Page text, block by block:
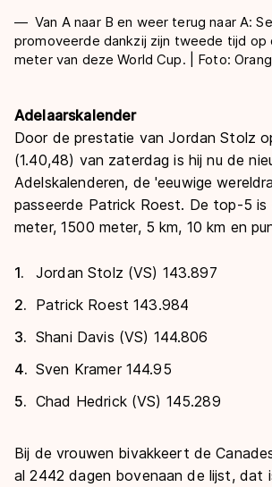
Van A naar B en weer terug naar A:
promoveerde dankzij zijn tweede tijd
meter van deze World Cup. | Foto:
Adelaarskalender
Door de prestatie van Jordan Stolz
(1.40,48) van zaterdag is hij nu de
Adelskalenderen, de 'eeuwige
passeerde Patrick Roest. De top-5
meter, 1500 meter, 5 km, 10 km en
Jordan Stolz (VS) 143.897
Patrick Roest 143.984
Shani Davis (VS) 144.806
Sven Kramer 144.95
Chad Hedrick (VS) 145.289
Bij de vrouwen bivakkeert de
al 2442 dagen bovenaan de lijst, dat